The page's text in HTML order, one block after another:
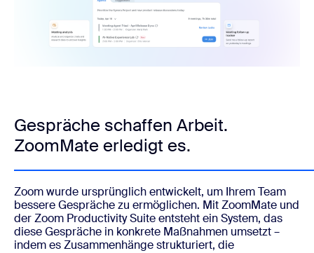
Gespräche schaffen Arbeit.
ZoomMate erledigt es.
Zoom wurde ursprünglich entwickelt, um Ihrem Team
bessere Gespräche zu ermöglichen. Mit ZoomMate und
der Zoom Productivity Suite entsteht ein System, das
diese Gespräche in konkrete Maßnahmen umsetzt –
indem es Zusammenhänge strukturiert, die